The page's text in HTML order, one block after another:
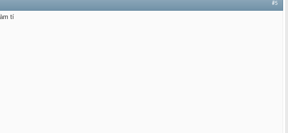
#5
tí